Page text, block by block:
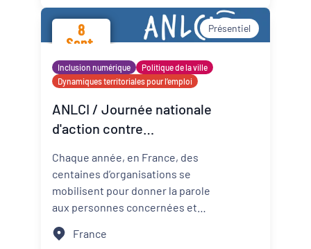
promotion de la santé mentale
dans les Cités éducatives de
8
Sept.
Présentiel
Inclusion numérique
Politique de la ville
Dynamiques territoriales pour l’emploi
ANLCI / Journée nationale
d'action contre
Chaque année, en France, des
centaines d’organisations se
mobilisent pour donner la parole
aux personnes concernées et
sur les solutions locales.
France